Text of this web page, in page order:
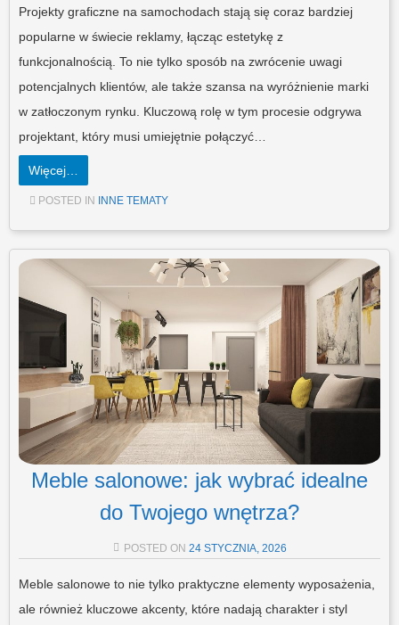
Projekty graficzne na samochodach stają się coraz bardziej
popularne w świecie reklamy, łącząc estetykę z
funkcjonalnością. To nie tylko sposób na zwrócenie uwagi
potencjalnych klientów, ale także szansa na wyróżnienie marki
w zatłoczonym rynku. Kluczową rolę w tym procesie odgrywa
projektant, który musi umiejętnie połączyć…
Więcej…
POSTED IN INNE TEMATY
Meble salonowe: jak wybrać idealne
do Twojego wnętrza?
POSTED ON 24 STYCZNIA, 2026
Meble salonowe to nie tylko praktyczne elementy wyposażenia,
ale również kluczowe akcenty, które nadają charakter i styl